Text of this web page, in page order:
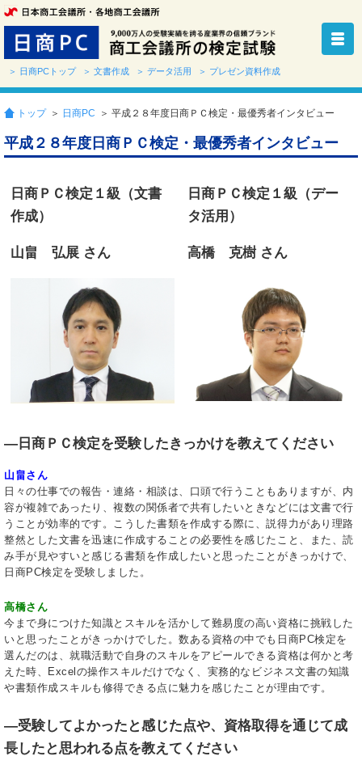
＞ 日商PCトップ ＞ 文書作成 ＞ データ活用 ＞ プレゼン資料作成
トップ ＞ 日商PC ＞ 平成２８年度日商ＰＣ検定・最優秀者インタビュー
平成２８年度日商ＰＣ検定・最優秀者インタビュー
日商ＰＣ検定１級（文書
作成）
日商ＰＣ検定１級（デー
タ活用）
山畠 弘展 さん 高橋 克樹 さん
―日商ＰＣ検定を受験したきっかけを教えてください
山畠さん
日々の仕事での報告・連絡・相談は、口頭で行うこともありますが、内
容が複雑であったり、複数の関係者で共有したいときなどには文書で行
うことが効率的です。こうした書類を作成する際に、説得力があり理路
整然とした文書を迅速に作成することの必要性を感じたこと、また、読
み手が見やすいと感じる書類を作成したいと思ったことがきっかけで、
日商PC検定を受験しました。
高橋さん
今まで身につけた知識とスキルを活かして難易度の高い資格に挑戦した
いと思ったことがきっかけでした。数ある資格の中でも日商PC検定を
選んだのは、就職活動で自身のスキルをアピールできる資格は何かと考
えた時、Excelの操作スキルだけでなく、実務的なビジネス文書の知識
や書類作成スキルも修得できる点に魅力を感じたことが理由です。
―受験してよかったと感じた点や、資格取得を通じて成
長したと思われる点を教えてください